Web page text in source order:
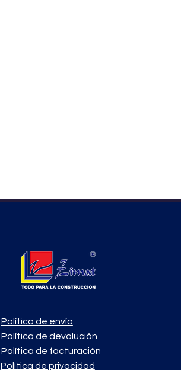
Política de envío
Política de devolución
Política de facturación
Política de privacidad